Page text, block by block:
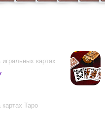
игральных картах
картах Таро